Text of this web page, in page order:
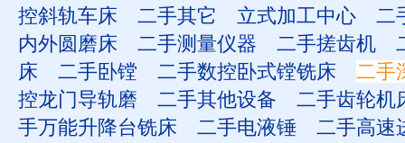
控斜轨车床
二手其它 立式加工中心
二
内外圆磨床
二手测量仪器 二手搓齿机
床
二手卧镗 二手数控卧式镗铣床
二手
控龙门导轨磨
二手其他设备
二手齿轮机
手万能升降台铣床
二手电液锤
二手高速